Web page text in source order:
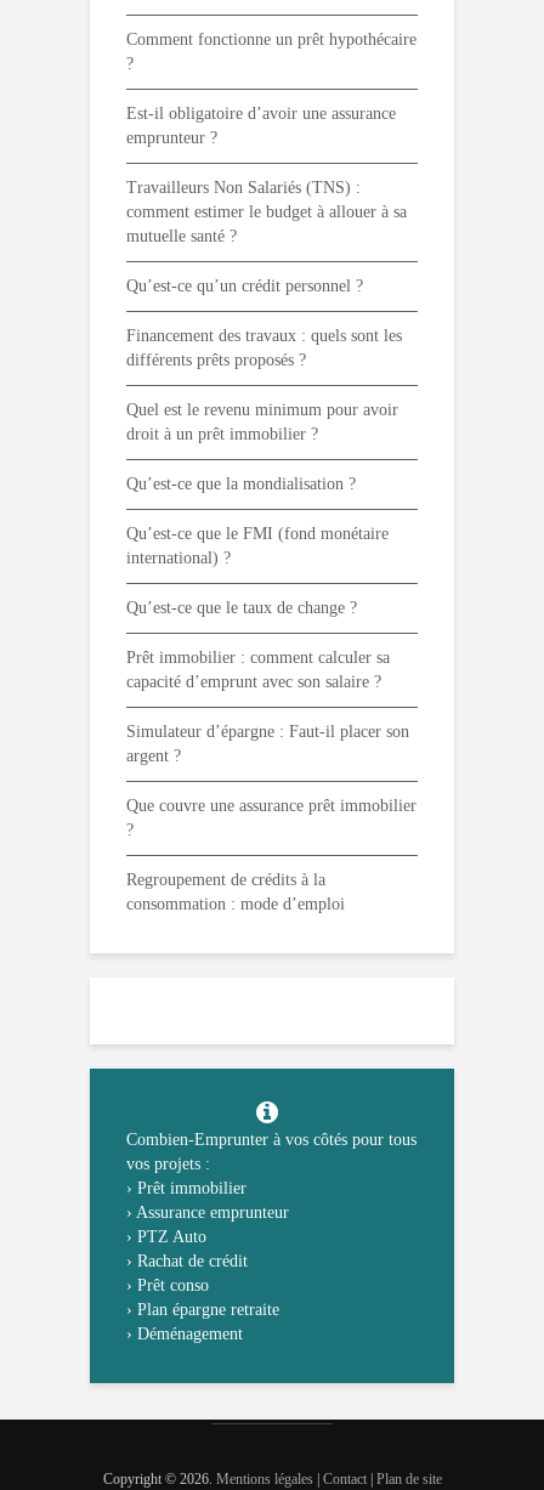
Comment fonctionne un prêt hypothécaire
?
Est-il obligatoire d’avoir une assurance
emprunteur ?
Travailleurs Non Salariés (TNS) :
comment estimer le budget à allouer à sa
mutuelle santé ?
Qu’est-ce qu’un crédit personnel ?
Financement des travaux : quels sont les
différents prêts proposés ?
Quel est le revenu minimum pour avoir
droit à un prêt immobilier ?
Qu’est-ce que la mondialisation ?
Qu’est-ce que le FMI (fond monétaire
international) ?
Qu’est-ce que le taux de change ?
Prêt immobilier : comment calculer sa
capacité d’emprunt avec son salaire ?
Simulateur d’épargne : Faut-il placer son
argent ?
Que couvre une assurance prêt immobilier
?
Regroupement de crédits à la
consommation : mode d’emploi
Combien-Emprunter à vos côtés pour tous
vos projets :
› Prêt immobilier
› Assurance emprunteur
› PTZ Auto
› Rachat de crédit
› Prêt conso
› Plan épargne retraite
› Déménagement
Copyright © 2026. Mentions légales| Contact Plan de site